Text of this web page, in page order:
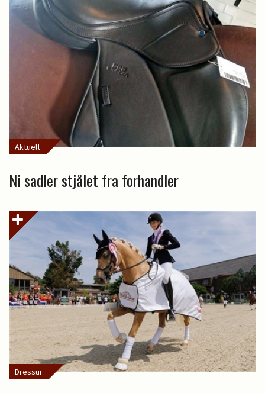
Aktuelt
Ni sadler stjålet fra forhandler
Dressur